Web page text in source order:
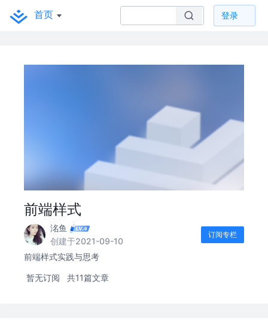
首页 登录
前端样式
洺鱼
创建于2021-09-10
订阅专栏
前端样式实践与思考
暂无订阅 共11篇文章